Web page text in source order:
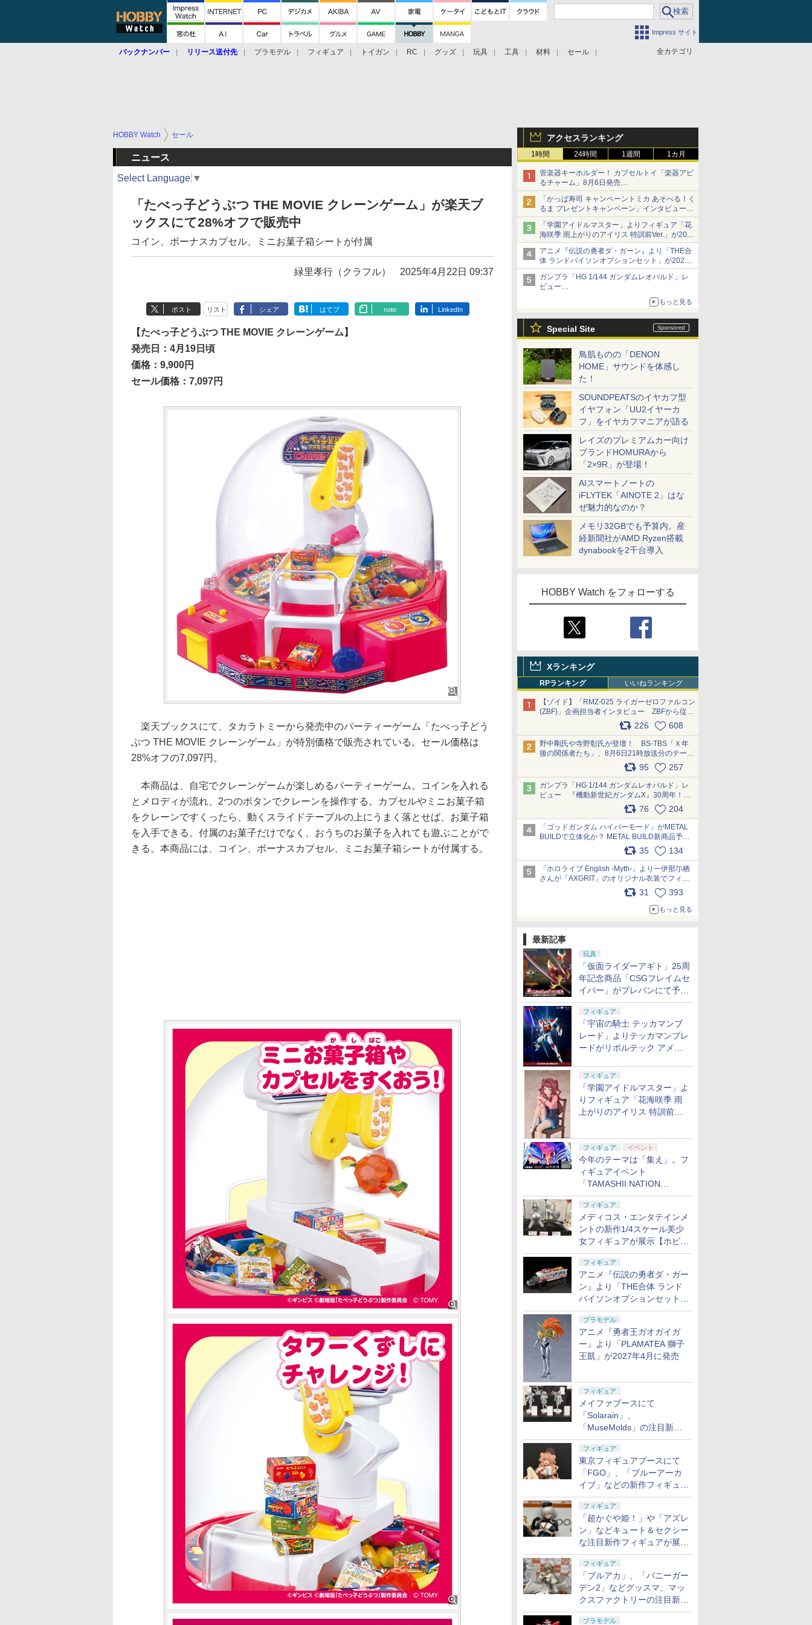
Impress サイト
全カテゴリ
バックナンバー リリース送付先 プラモデル フィギュア トイガン RC グッズ 玩具 工具 材料 セール
アクセスランキング
1時間 24時間 1週間 1カ月
管楽器キーホルダー！ カプセルトイ「楽器アピ
るチャーム」8月6日発売
チューバ、テナサクなど5種各3色
「かっぱ寿司 キャンペーントミカ あそべる！く
るま プレゼントキャンペーン」インタビュー
子どもが楽しめるかっぱ寿司ならではの体験と
コラボの楽しさを追求
「学園アイドルマスター」よりフィギュア「花
海咲季 雨上がりのアイリス 特訓前Ver.」が2027
年4月に発売
アニメ『伝説の勇者ダ・ガーン』より「THE合
体 ランドバイソンオプションセット」が2027
年5月に発売
「THE合体ランドバイソン」と連動するオプシ
ョンパーツセット
ガンプラ「HG 1/144 ガンダムレオパルド」レ
ビュー
『機動新世紀ガンダムX』30周年！インナーア
ームガトリングの変形機構まで再現し最新フォ
もっと見る
Special Site
鳥肌ものの「DENON
HOME」サウンドを体感し
た！
SOUNDPEATSのイヤカフ型
イヤフォン「UU2イヤーカ
フ」をイヤカフマニアが語る
レイズのプレミアムカー向け
ブランドHOMURAから
「2×9R」が登場！
AIスマートノートの
iFLYTEK「AINOTE 2」はな
ぜ魅力的なのか？
メモリ32GBでも予算内。産
経新聞社がAMD Ryzen搭載
dynabookを2千台導入
HOBBY Watch をフォローする
Xランキング
RPランキング いいねランキング
【ゾイド】「RMZ-025 ライガーゼロファルコン
(ZBF)」企画担当者インタビュー ZBFから従来
デザインまで再現可能なボリューム満点のキッ
ト pic.x.com/6zOqQAQKkX
226 608
野中剛氏や寺野彰氏が登壇！ BS-TBS「Ｘ年
後の関係者たち」、8月6日21時放送分のテーマ
は「超合金」！ pic.x.com/uWyt1uyuFm
95 257
ガンプラ「HG 1/144 ガンダムレオパルド」レ
ビュー 『機動新世紀ガンダムX』30周年！イ
ンナーアームガトリングの変形機構まで再現し
最新フォーマットでキット化！
pic.x.com/nszPIDTpbg
76 204
「ゴッドガンダム ハイパーモード」がMETAL
BUILDで立体化か？ METAL BUILD新商品予告
が公開 pic.x.com/HIcLLIM3ar35 134
「ホロライブ English -Myth-」より一伊那尓栖
さんが「AXGRIT」のオリジナル衣装でフィギ
ュア化 pic.x.com/YMGhdIAzNa
31 393
もっと見る
最新記事
玩具
「仮面ライダーアギト」25周
年記念商品「CSGフレイムセ
イバー」がプレバンにて予約
開始
フィギュア
「宇宙の騎士 テッカマンブ
レード」よりテッカマンブレ
ードがリボルテック アメイ
定
フィギュア
「学園アイドルマスター」よ
りフィギュア「花海咲季 雨
上がりのアイリス 特訓前
フィギュア イベント
今年のテーマは「集え」。フ
ィギュアイベント
「TAMASHII NATION
2026」が11月13日より開催
決定
フィギュア
メディコス・エンタテインメ
ントの新作1/4スケール美少
女フィギュアが展示【ホビー
メーカー合同展示会】
フィギュア
アニメ『伝説の勇者ダ・ガー
ン』より「THE合体 ランド
バイソンオプションセット」
が2027年5月に発売
プラモデル
アニメ『勇者王ガオガイガ
ー』より「PLAMATEA 獅子
王凱」が2027年4月に発売
フィギュア
メイファブースにて
「Solarain」、
「MuseMolds」の注目新作
フィギュアが展示【ホビーメ
ーカー合同展示会】
フィギュア
東京フィギュアブースにて
「FGO」、「ブルーアーカ
イブ」などの新作フィギュア
が展示【ホビーメーカー合同
展示会】
フィギュア
「超かぐや姫！」や「アズレ
ン」などキュート＆セクシー
な注目新作フィギュアが展示
【ホビーメーカー合同展示
会】
フィギュア
「ブルアカ」、「バニーガー
デン2」などグッスマ、マッ
クスファクトリーの注目新作
フィギュアが展示【ホビーメ
プラモデル
HOBBY Watch セール
ニュース
Select Language ▼
「たべっ子どうぶつ THE MOVIE クレーンゲーム」が楽天ブ
ックスにて28%オフで販売中
コイン、ボーナスカプセル、ミニお菓子箱シートが付属
緑里孝行（クラフル） 2025年4月22日 09:37
ポスト リスト シェア はてブ note LinkedIn
【たべっ子どうぶつ THE MOVIE クレーンゲーム】
発売日：4月19日頃
価格：9,900円
セール価格：7,097円
楽天ブックスにて、タカラトミーから発売中のパーティーゲーム「たべっ子どう
ぶつ THE MOVIE クレーンゲーム」が特別価格で販売されている。セール価格は
28%オフの7,097円。
本商品は、自宅でクレーンゲームが楽しめるパーティーゲーム。コインを入れる
とメロディが流れ、2つのボタンでクレーンを操作する。カプセルやミニお菓子箱
をクレーンですくったら、動くスライドテーブルの上にうまく落とせば、お菓子箱
を入手できる。付属のお菓子だけでなく、おうちのお菓子を入れても遊ぶことがで
きる。本商品には、コイン、ボーナスカプセル、ミニお菓子箱シートが付属する。